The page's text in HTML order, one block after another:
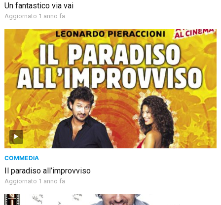
Un fantastico via vai
Aggiornato 1 anno fa
COMMEDIA
Il paradiso all’improvviso
Aggiornato 1 anno fa